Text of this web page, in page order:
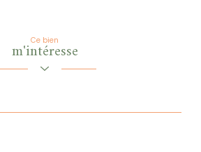
Ce bien
m'intéresse